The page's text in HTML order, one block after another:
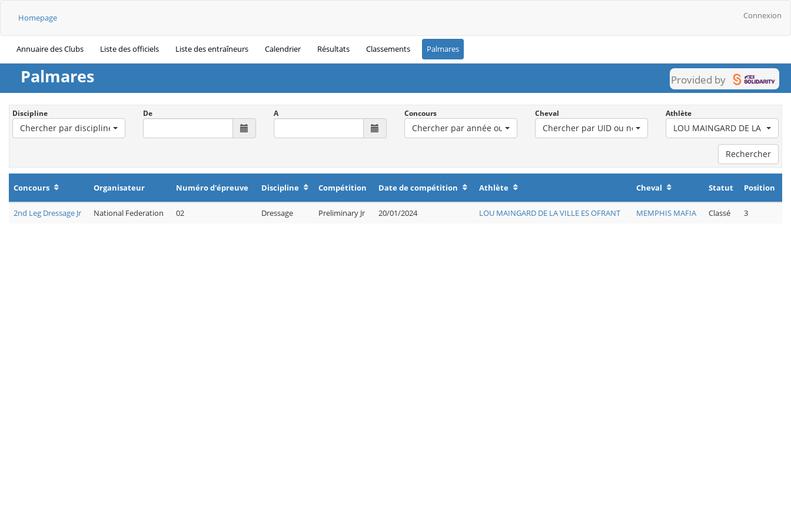
Homepage Connexion
Annuaire des Clubs Liste des officiels Liste des entraîneurs Calendrier Résultats Classements Palmares
Palmares Provided by
Discipline
Chercher par discipline
De A Concours
Chercher par année ou désignation
Cheval
Chercher par UID ou nom d'usage
Athlète
LOU MAINGARD DE LA VILLE
Rechercher
Concours Organisateur Numéro d'épreuve Discipline Compétition Date de compétition Athlète Cheval Statut Position
2nd Leg Dressage Jr National Federation 02 Dressage Preliminary Jr 20/01/2024 LOU MAINGARD DE LA VILLE ES OFRANT MEMPHIS MAFIA Classé 3